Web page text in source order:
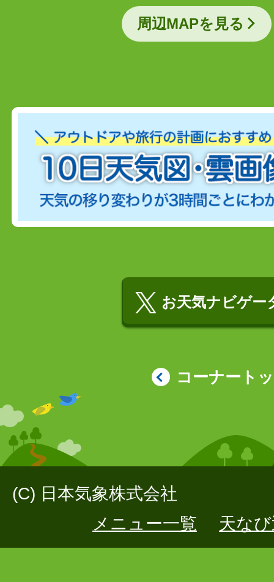
周辺MAPを見る
お天気ナビゲー
コーナート
(C) 日本気象株式会社
メニュー一覧
天な